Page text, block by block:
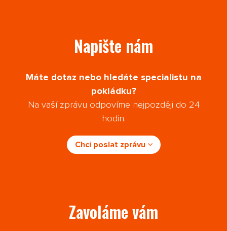
Napište nám
Máte dotaz nebo hledáte specialistu na
pokládku?
Na vaší zprávu odpovíme nejpozději do 24
hodin.
Chci poslat zprávu
Zavoláme vám